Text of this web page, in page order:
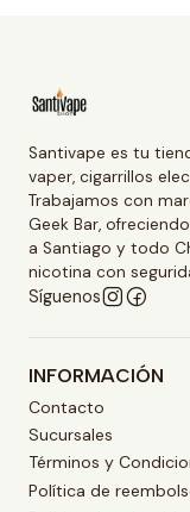
Santivape es tu
vaper, cigarrillos
Trabajamos con
Geek Bar,
a Santiago y todo
nicotina con
Síguenos
INFORMACIÓN
Contacto
Sucursales
Términos y
Política de